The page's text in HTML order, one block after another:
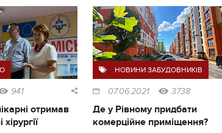
941
отримав
НОВИНИ ЗАБУДОВНИКІВ
07.06.2021 3738
Де у Рівному придбати
комерційне приміщення?